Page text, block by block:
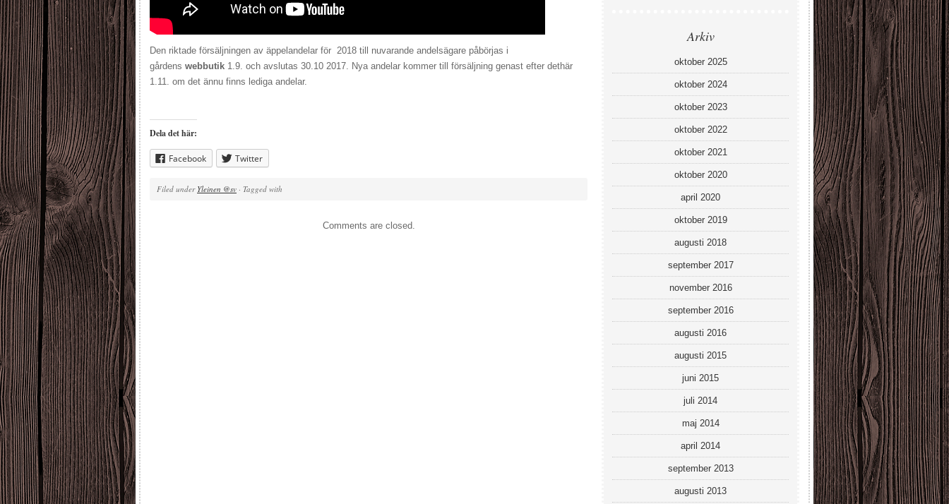
Den riktade försäljningen av äppelandelar för 2018 till nuvarande andelsägare påbörjas i
gårdens webbutik 1.9. och avslutas 30.10 2017. Nya andelar kommer till försäljning genast efter dethär
1.11. om det ännu finns lediga andelar.
Dela det här:
Facebook Twitter
Filed under Yleinen @sv · Tagged with
Comments are closed.
Arkiv
oktober 2025
oktober 2024
oktober 2023
oktober 2022
oktober 2021
oktober 2020
april 2020
oktober 2019
augusti 2018
september 2017
november 2016
september 2016
augusti 2016
augusti 2015
juni 2015
juli 2014
maj 2014
april 2014
september 2013
augusti 2013